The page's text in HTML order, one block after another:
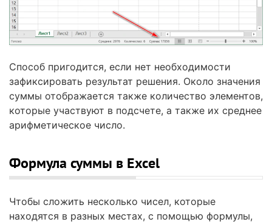
Способ пригодится, если нет необходимости
зафиксировать результат решения. Около значения
суммы отображается также количество элементов,
которые участвуют в подсчете, а также их среднее
арифметическое число.
Формула суммы в Excel
Чтобы сложить несколько чисел, которые
находятся в разных местах, с помощью формулы,